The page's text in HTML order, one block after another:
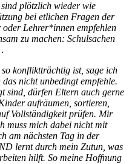
plötzlich wieder wie
bei etlichen Fragen der
Lehrer*innen empfehlen
zu machen: Schulsachen
konfliktträchtig ist, sage ich
nicht unbedingt empfehle.
sind, dürfen Eltern auch gerne
aufräumen, sortieren,
Vollständigkeit prüfen. Mir
muss mich dabei nicht mit
am nächsten Tag in der
lernt durch mein Zutun, was
hilft. So meine Hoffnung